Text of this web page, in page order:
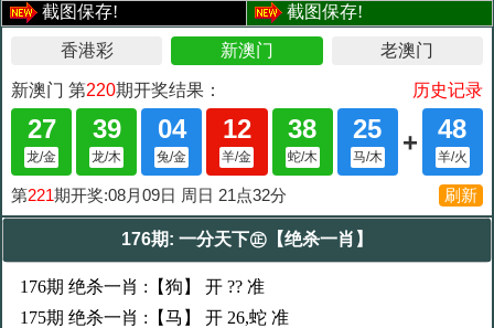
截图保存! 截图保存!
176期: 一分天下㊣【绝杀一肖】
176期 绝杀一肖 :【狗】 开 ?? 准
175期 绝杀一肖 :【马】 开 26,蛇 准